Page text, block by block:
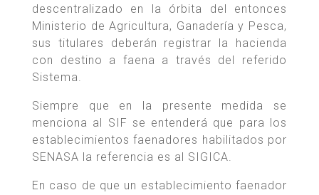
descentralizado en la órbita del entonces
Ministerio de Agricultura, Ganadería y Pesca,
sus titulares deberán registrar la hacienda
con destino a faena a través del referido
Sistema.
Siempre que en la presente medida se
menciona al SIF se entenderá que para los
establecimientos faenadores habilitados por
SENASA la referencia es al SIGICA.
En caso de que un establecimiento faenador